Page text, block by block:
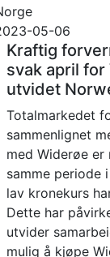
05-06
Kraftig
svak april
utvidet
Totalmarkedet
sammenlignet
med Widerøe er
samme periode
lav kronekurs
Dette har
utvider
mulig å kjøpe